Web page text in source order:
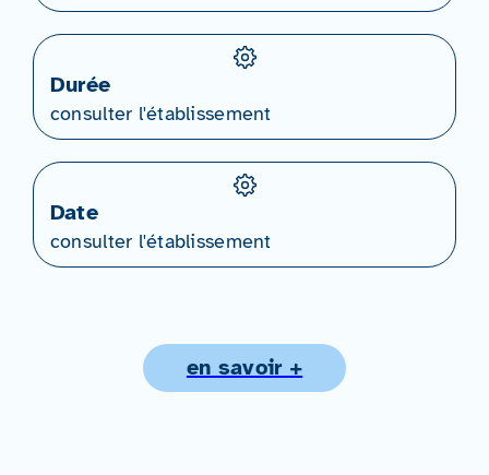
Durée
consulter l'établissement
Date
consulter l'établissement
en savoir +